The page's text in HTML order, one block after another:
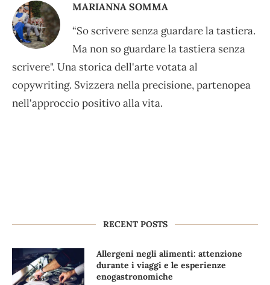
MARIANNA SOMMA
“So scrivere senza guardare la tastiera.
Ma non so guardare la tastiera senza
scrivere". Una storica dell'arte votata al
copywriting. Svizzera nella precisione, partenopea
nell'approccio positivo alla vita.
RECENT POSTS
Allergeni negli alimenti: attenzione
durante i viaggi e le esperienze
enogastronomiche